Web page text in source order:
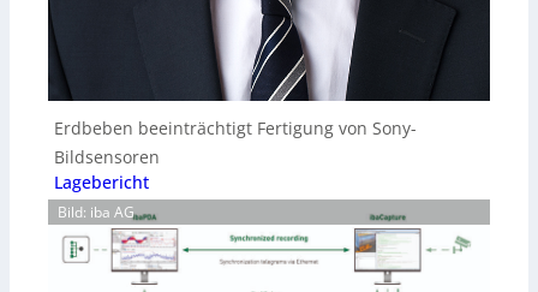
Erdbeben beeinträchtigt Fertigung von Sony-
Bildsensoren
Lagebericht
Bild: iba AG